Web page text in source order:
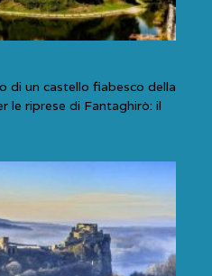
di un castello fiabesco della
le riprese di Fantaghirò: il